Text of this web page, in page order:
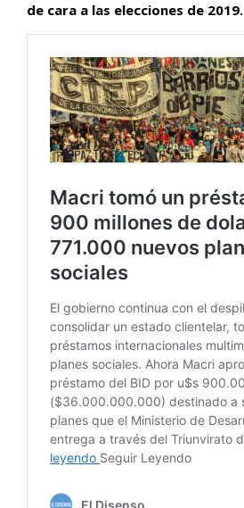
de cara a las elecciones de 2019.